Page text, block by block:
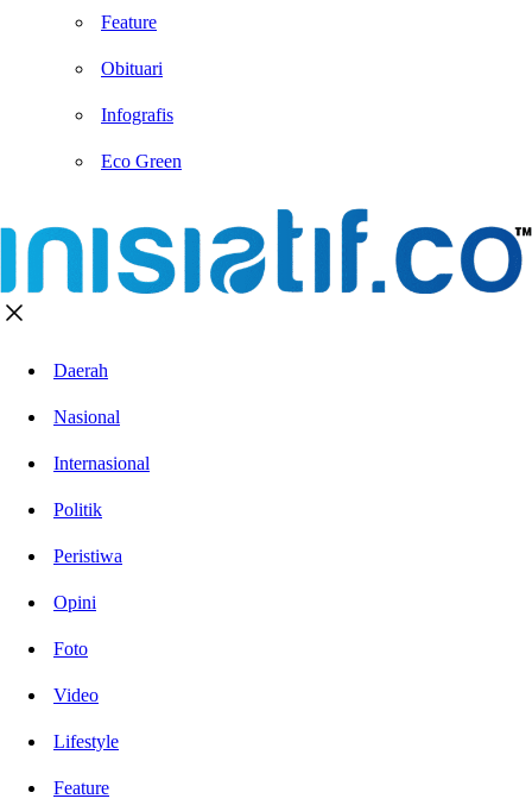
Feature
Obituari
Infografis
Eco Green
Daerah
Nasional
Internasional
Politik
Peristiwa
Opini
Foto
Video
Lifestyle
Feature